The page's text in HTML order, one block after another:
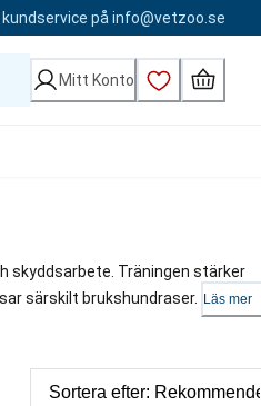
på info@vetzoo.se
Mitt Konto
skyddsarbete. Träningen stärker
särskilt brukshundraser.
Läs mer